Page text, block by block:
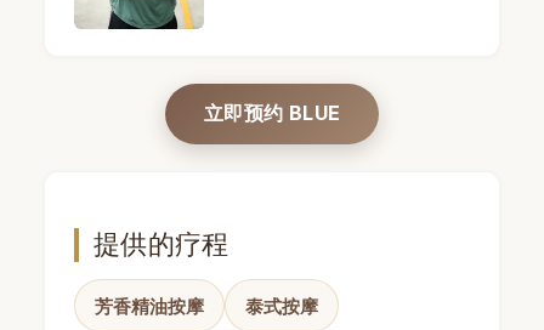
立即预约 BLUE
提供的疗程
芳香精油按摩 泰式按摩